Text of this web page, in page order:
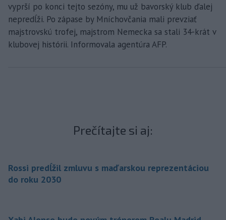
vyprší po konci tejto sezóny, mu už bavorský klub ďalej
nepredĺži. Po zápase by Mníchovčania mali prevziať
majstrovskú trofej, majstrom Nemecka sa stali 34-krát v
klubovej histórii. Informovala agentúra AFP.
Prečítajte si aj:
Rossi predĺžil zmluvu s maďarskou reprezentáciou
do roku 2030